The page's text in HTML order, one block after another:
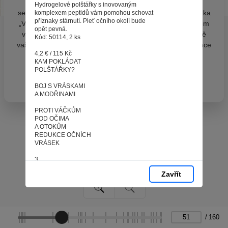
Hydrogelové polštářky s inovovaným
komplexem peptidů vám pomohou schovat
příznaky stárnutí. Pleť očního okolí bude
opět pevná.
Kód: 50114, 2 ks
4,2 € / 115 Kč
КАM POKLÁDAT
POLŠTÁŘKY?
BOJ S VRÁSKAMI
A MODŘINAMI
PROTI VÁČKŮM
POD OČIMA
A OTOKŮM
REDUKCE OČNÍCH
VRÁSEK
3
VRÁSEK
Zavřít
/ 160
zpracováním souborů cookies - malých souborů, které
se dočasně ukládají ve vašem prohlížeči. Stisknutím tlačítka
„V pořádku“ souhlasíte s nastavením cookies tak, abychom
vám poskytovali smysluplné a užitečné služby na základě
vašich údajů. Svůj souhlas můžete kdykoli změnit na stránce
zpracování osobních údajů.